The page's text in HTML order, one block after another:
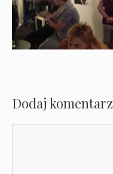
Dodaj komentarz